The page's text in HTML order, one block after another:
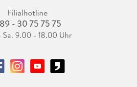
Filialhotline
- 30 75 75 75
Sa. 9.00 - 18.00 Uhr